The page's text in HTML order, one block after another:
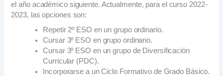
el año académico siguiente. Actualmente, para el curso 2022-
2023, las opciones son:
Repetir 2º ESO en un grupo ordinario.
Cursar 3º ESO en grupo ordinario.
Cursar 3º ESO en un grupo de Diversificación
Curricular (PDC).
Incorporarse a un Ciclo Formativo de Grado Básico.